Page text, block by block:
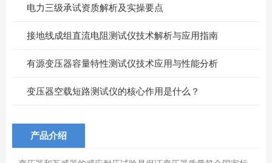
电力三级承试资质解析及实操要点
接地线成组直流电阻测试仪技术解析与应用指南
有源变压器容量特性测试仪技术应用与性能分析
变压器空载短路测试仪的核心作用是什么？
产品介绍